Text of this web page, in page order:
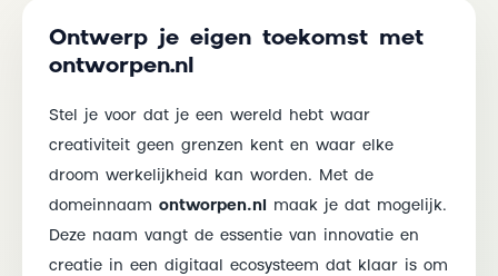
Ontwerp je eigen toekomst met
ontworpen.nl
Stel je voor dat je een wereld hebt waar
creativiteit geen grenzen kent en waar elke
droom werkelijkheid kan worden. Met de
domeinnaam ontworpen.nl
maak je dat mogelijk.
Deze naam vangt de essentie van innovatie en
creatie in een digitaal ecosysteem dat klaar is om